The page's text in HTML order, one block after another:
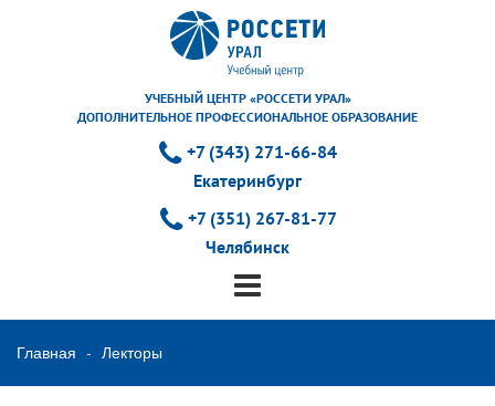
УЧЕБНЫЙ ЦЕНТР «РОССЕТИ УРАЛ»
ДОПОЛНИТЕЛЬНОЕ ПРОФЕССИОНАЛЬНОЕ ОБРАЗОВАНИЕ
+7 (343) 271-66-84
Екатеринбург
+7 (351) 267-81-77
Челябинск
Главная Лекторы